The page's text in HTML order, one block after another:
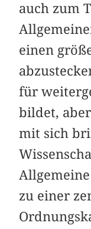
auch zum
einen
für
bildet,
mit sich
zu einer